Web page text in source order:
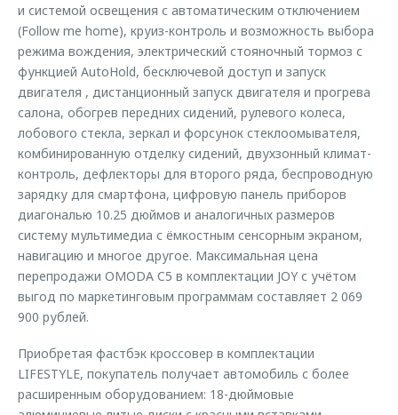
и системой освещения с автоматическим отключением
(Follow me home), круиз-контроль и возможность выбора
режима вождения, электрический стояночный тормоз с
функцией AutoHold, бесключевой доступ и запуск
двигателя , дистанционный запуск двигателя и прогрева
салона, обогрев передних сидений, рулевого колеса,
лобового стекла, зеркал и форсунок стеклоомывателя,
комбинированную отделку сидений, двухзонный климат-
контроль, дефлекторы для второго ряда, беспроводную
зарядку для смартфона, цифровую панель приборов
диагональю 10.25 дюймов и аналогичных размеров
систему мультимедиа с ёмкостным сенсорным экраном,
навигацию и многое другое. Максимальная цена
перепродажи OMODA C5 в комплектации JOY с учётом
выгод по маркетинговым программам составляет 2 069
900 рублей.
Приобретая фастбэк кроссовер в комплектации
LIFESTYLE, покупатель получает автомобиль c более
расширенным оборудованием: 18-дюймовые